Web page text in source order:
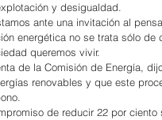
y desigualdad.
ante una invitación al
energética no se trata sólo
queremos vivir.
de la Comisión de Energía,
renovables y que este
de reducir 22 por